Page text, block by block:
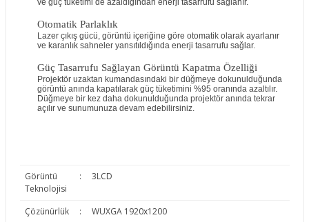
ve güç tüketimi de azaldığından enerji tasarrufu sağlanır.
Otomatik Parlaklık
Lazer çıkış gücü, görüntü içeriğine göre otomatik olarak ayarlanır
ve karanlık sahneler yansıtıldığında enerji tasarrufu sağlar.
Güç Tasarrufu Sağlayan Görüntü Kapatma Özelliği
Projektör uzaktan kumandasındaki bir düğmeye dokunulduğunda
görüntü anında kapatılarak güç tüketimini %95 oranında azaltılır.
Düğmeye bir kez daha dokunulduğunda projektör anında tekrar
açılır ve sunumunuza devam edebilirsiniz.
Görüntü
Teknolojisi
: 3LCD
Çözünürlük :
WUXGA 1920x1200